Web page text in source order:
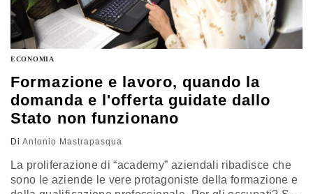
ECONOMIA
Formazione e lavoro, quando la
domanda e l'offerta guidate dallo
Stato non funzionano
Di Antonio Mastrapasqua
La proliferazione di “academy” aziendali ribadisce che
sono le aziende le vere protagoniste della formazione e